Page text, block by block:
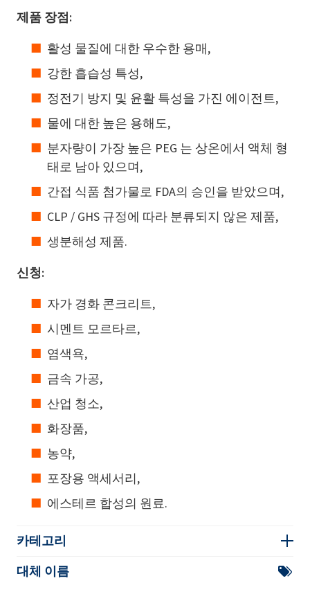
제품 장점:
활성 물질에 대한 우수한 용매,
강한 흡습성 특성,
정전기 방지 및 윤활 특성을 가진 에이전트,
물에 대한 높은 용해도,
분자량이 가장 높은 PEG 는 상온에서 액체 형
태로 남아 있으며,
간접 식품 첨가물로 FDA의 승인을 받았으며,
CLP / GHS 규정에 따라 분류되지 않은 제품,
생분해성 제품.
신청:
자가 경화 콘크리트,
시멘트 모르타르,
염색욕,
금속 가공,
산업 청소,
화장품,
농약,
포장용 액세서리,
에스테르 합성의 원료.
카테고리
대체 이름